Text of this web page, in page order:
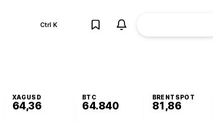
Ctrl K
XAGUSD
64,36
BTC
64.840
BRENTSPOT
81,86